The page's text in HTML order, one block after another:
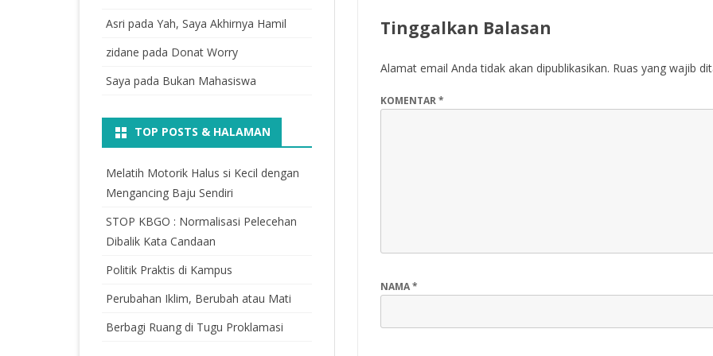
Tinggalkan Balasan
Alamat email Anda tidak akan dipublikasikan. Ruas yang wajib
KOMENTAR*
NAMA*
Asri pada Yah, Saya Akhirnya Hamil
zidane pada Donat Worry
Saya pada Bukan Mahasiswa
TOP POSTS & HALAMAN
Melatih Motorik Halus si Kecil dengan
Mengancing Baju Sendiri
STOP KBGO : Normalisasi Pelecehan
Dibalik Kata Candaan
Politik Praktis di Kampus
Perubahan Iklim, Berubah atau Mati
Berbagi Ruang di Tugu Proklamasi